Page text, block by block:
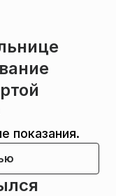
показания.